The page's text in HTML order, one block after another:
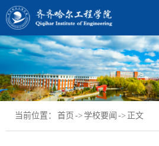
当前位置： 首页 -> 学校要闻 -> 正文